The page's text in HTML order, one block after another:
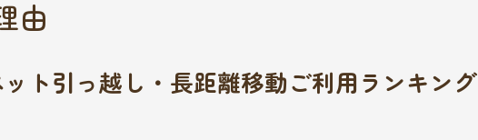
由
ト引っ越し・長距離移動ご利用ランキング